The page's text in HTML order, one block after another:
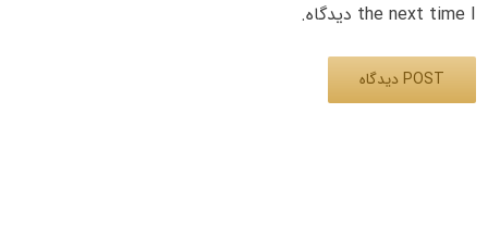
the next time I دیدگاه.